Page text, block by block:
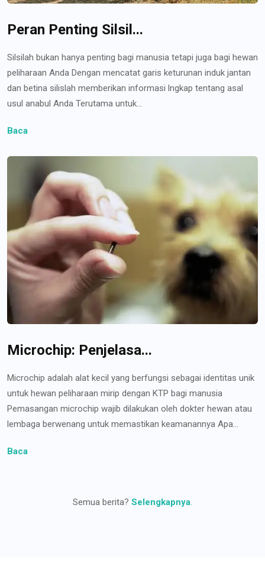
Peran Penting Silsil...
Silsilah bukan hanya penting bagi manusia tetapi juga bagi hewan
peliharaan Anda Dengan mencatat garis keturunan induk jantan
dan betina silislah memberikan informasi lngkap tentang asal
usul anabul Anda Terutama untuk...
Baca
Microchip: Penjelasa...
Microchip adalah alat kecil yang berfungsi sebagai identitas unik
untuk hewan peliharaan mirip dengan KTP bagi manusia
Pemasangan microchip wajib dilakukan oleh dokter hewan atau
lembaga berwenang untuk memastikan keamanannya Apa...
Baca
Semua berita? Selengkapnya